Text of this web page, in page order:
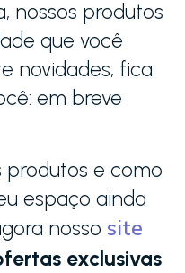
nossos produtos
que você
novidades, fica
em breve
produtos e como
espaço ainda
nosso site
exclusivas